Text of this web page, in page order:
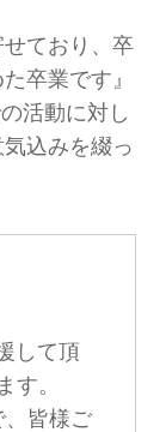
ており、卒
卒業です』
活動に対し
込みを綴っ
して頂
す。
、皆様ご